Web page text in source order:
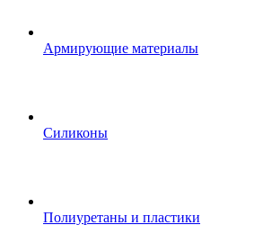
Армирующие материалы
Силиконы
Полиуретаны и пластики